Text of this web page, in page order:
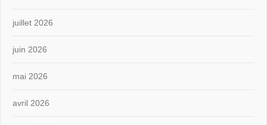
juillet 2026
juin 2026
mai 2026
avril 2026